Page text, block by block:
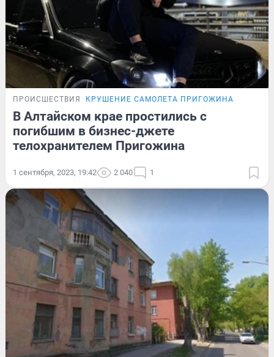
ПРОИСШЕСТВИЯ КРУШЕНИЕ САМОЛЕТА ПРИГОЖИНА
В Алтайском крае простились с
погибшим в бизнес-джете
телохранителем Пригожина
1 сентября, 2023, 19:42 2 040 1